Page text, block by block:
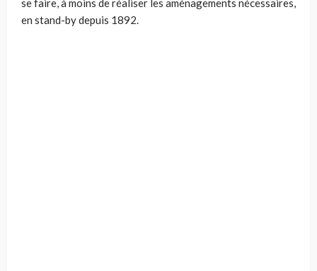
se faire, à moins de réaliser les aménagements nécessaires,
en stand-by depuis 1892.